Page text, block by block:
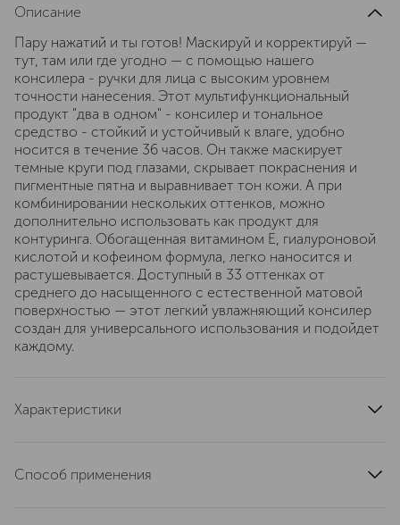
Описание
Пару нажатий и ты готов! Маскируй и корректируй —
тут, там или где угодно — с помощью нашего
консилера - ручки для лица с высоким уровнем
точности нанесения. Этот мультифункциональный
продукт "два в одном" - консилер и тональное
средство - стойкий и устойчивый к влаге, удобно
носится в течение 36 часов. Он также маскирует
темные круги под глазами, скрывает покраснения и
пигментные пятна и выравнивает тон кожи. А при
комбинировании нескольких оттенков, можно
дополнительно использовать как продукт для
контуринга. Обогащенная витамином Е, гиалуроновой
кислотой и кофеином формула, легко наносится и
растушевывается. Доступный в 33 оттенках от
среднего до насыщенного с естественной матовой
поверхностью — этот легкий увлажняющий консилер
создан для универсального использования и подойдет
каждому.
Характеристики
Способ применения